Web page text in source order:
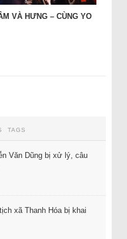
VÀ HƯNG – CÙNG YO
TAGS
Văn Dũng bị xử lý, câu
xã Thanh Hóa bị khai